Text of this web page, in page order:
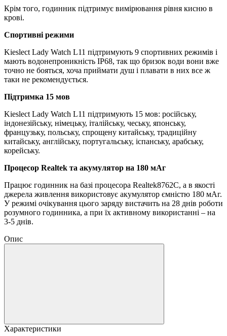
Крім того, годинник підтримує вимірювання рівня кисню в
крові.
Спортивні режими
Kieslect Lady Watch L11 підтримують 9 спортивних режимів і
мають водонепроникність IP68, так що бризок води вони вже
точно не бояться, хоча приймати душ і плавати в них все ж
таки не рекомендується.
Підтримка 15 мов
Kieslect Lady Watch L11 підтримують 15 мов: російську,
індонезійську, німецьку, італійську, чеську, японську,
французьку, польську, спрощену китайську, традиційну
китайську, англійську, португальську, іспанську, арабську,
корейську.
Процесор Realtek та акумулятор на 180 мАг
Працює годинник на базі процесора Realtek8762C, а в якості
джерела живлення використовує акумулятор ємністю 180 мАг.
У режимі очікування цього заряду вистачить на 28 днів роботи
розумного годинника, а при їх активному використанні – на
3-5 днів.
Опис
Характеристики